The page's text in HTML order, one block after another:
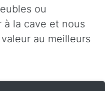
ou
à la cave et nous
au meilleurs